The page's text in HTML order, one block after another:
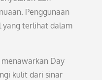
Penggunaan
yang terlihat dalam
Day
kulit dari sinar